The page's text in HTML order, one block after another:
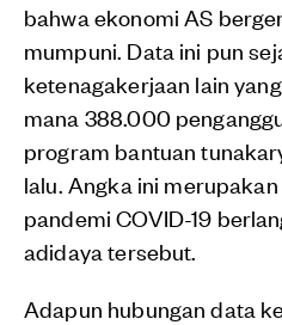
bahwa ekonomi AS
mumpuni. Data ini pun
ketenagakerjaan lain
mana 388.000
program bantuan
lalu. Angka ini
pandemi COVID-19
adidaya tersebut.
Adapun hubungan data